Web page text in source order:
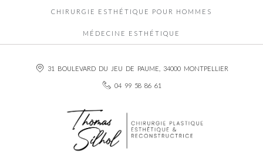
CHIRURGIE ESTHÉTIQUE POUR HOMMES
MÉDECINE ESTHÉTIQUE
31 BOULEVARD DU JEU DE PAUME, 34000 MONTPELLIER
04 99 58 86 61